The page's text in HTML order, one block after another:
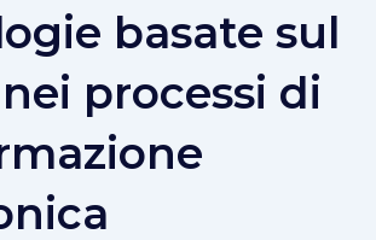
basate sul
processi di